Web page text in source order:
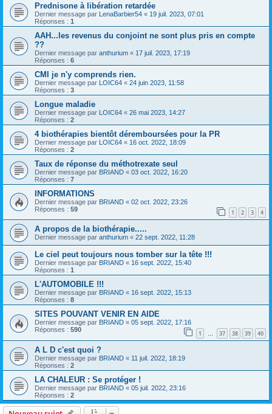
Prednisone à libération retardée
Dernier message par LenaBarbier54 « 19 juil. 2023, 07:01
Réponses : 1
AAH...les revenus du conjoint ne sont plus pris en compte
??
Dernier message par anthurium « 17 juil. 2023, 17:19
Réponses : 6
CMI je n'y comprends rien.
Dernier message par LOIC64 « 24 juin 2023, 11:58
Réponses : 3
Longue maladie
Dernier message par LOIC64 « 26 mai 2023, 14:27
Réponses : 2
4 biothérapies bientôt déremboursées pour la PR
Dernier message par LOIC64 « 16 oct. 2022, 18:09
Réponses : 2
Taux de réponse du méthotrexate seul
Dernier message par BRIAND « 03 oct. 2022, 16:20
Réponses : 7
INFORMATIONS
Dernier message par BRIAND « 02 oct. 2022, 23:26
Réponses : 59 1 2 3 4
A propos de la biothérapie.....
Dernier message par anthurium « 22 sept. 2022, 11:28
Le ciel peut toujours nous tomber sur la tête !!!
Dernier message par BRIAND « 16 sept. 2022, 15:40
Réponses : 1
L'AUTOMOBILE !!!
Dernier message par BRIAND « 16 sept. 2022, 15:13
Réponses : 8
SITES POUVANT VENIR EN AIDE
Dernier message par BRIAND « 05 sept. 2022, 17:16
Réponses : 590 1 … 37 38 39 40
A L D c'est quoi ?
Dernier message par BRIAND « 11 juil. 2022, 18:19
Réponses : 2
LA CHALEUR : Se protéger !
Dernier message par BRIAND « 05 juil. 2022, 23:16
Réponses : 2